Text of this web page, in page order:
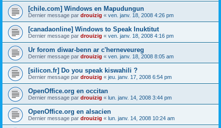
[chile.com] Windows en Mapudungun
Dernier message par drouizig « ven. janv. 18, 2008 4:26 pm
[canadaonline] Windows to Speak Inuktitut
Dernier message par drouizig « ven. janv. 18, 2008 4:16 pm
Ur forom diwar-benn ar c'herneveureg
Dernier message par drouizig « ven. janv. 18, 2008 8:05 am
[silicon.fr] Do you speak kiswahili ?
Dernier message par drouizig « jeu. janv. 17, 2008 6:54 pm
OpenOffice.org en occitan
Dernier message par drouizig « lun. janv. 14, 2008 3:44 pm
OpenOffice.org en alsacien
Dernier message par drouizig « lun. janv. 14, 2008 10:24 am